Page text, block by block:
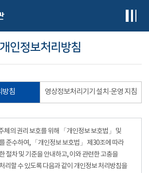
개인정보처리방침
방침 영상정보처리기기 설치·운영 지침
체의 권리 보호를 위해 「개인정보 보호법」 및
준수하여, 「개인정보 보호법」 제30조에 따라
절차 및 기준을 안내하고, 이와 관련한 고충을
리할 수 있도록 다음과 같이 개인정보 처리방침을